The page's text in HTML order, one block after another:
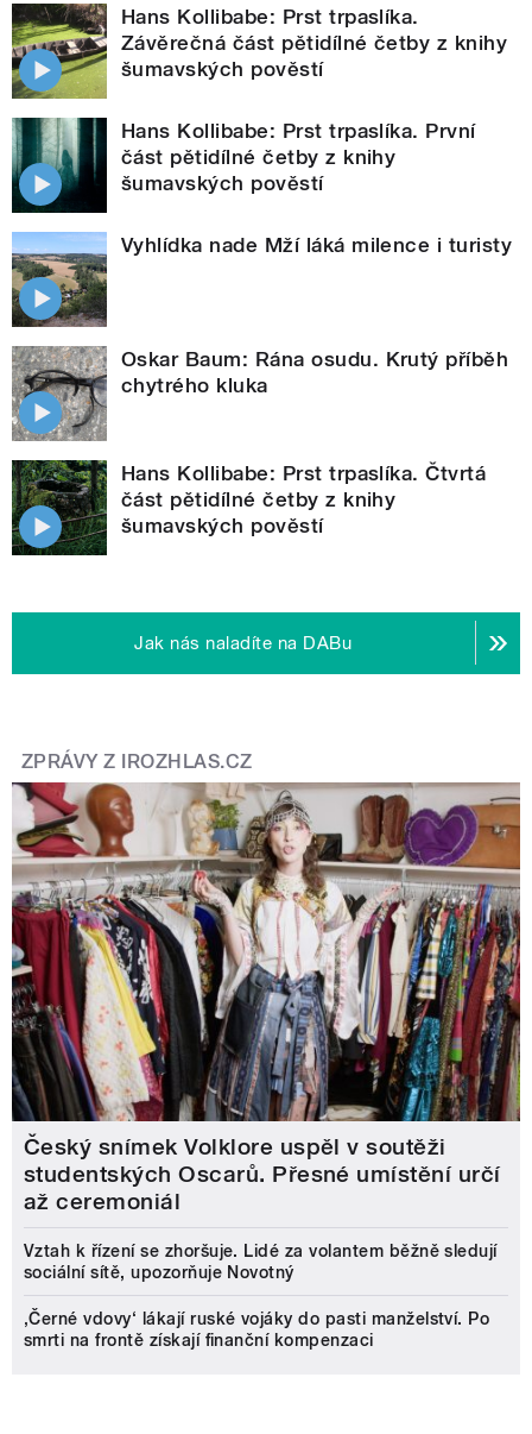
Hans Kollibabe: Prst trpaslíka.
Závěrečná část pětidílné četby z knihy
šumavských pověstí
Hans Kollibabe: Prst trpaslíka. První
část pětidílné četby z knihy
šumavských pověstí
Vyhlídka nade Mží láká milence i turisty
Oskar Baum: Rána osudu. Krutý příběh
chytrého kluka
Hans Kollibabe: Prst trpaslíka. Čtvrtá
část pětidílné četby z knihy
šumavských pověstí
Jak nás naladíte na DABu
ZPRÁVY Z IROZHLAS.CZ
Český snímek Volklore uspěl v soutěži
studentských Oscarů. Přesné umístění určí
až ceremoniál
Vztah k řízení se zhoršuje. Lidé za volantem běžně sledují
sociální sítě, upozorňuje Novotný
‚Černé vdovy‘ lákají ruské vojáky do pasti manželství. Po
smrti na frontě získají finanční kompenzaci